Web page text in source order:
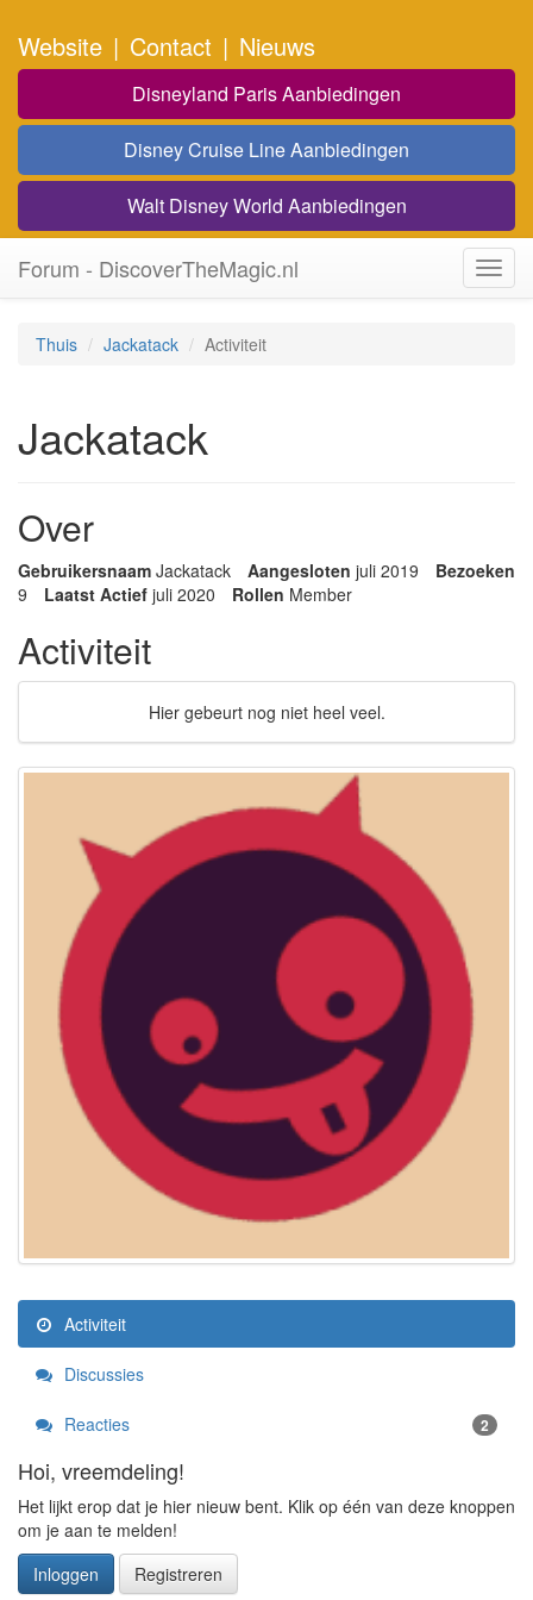
Website | Contact | Nieuws
Disneyland Paris Aanbiedingen
Disney Cruise Line Aanbiedingen
Walt Disney World Aanbiedingen
Forum - DiscoverTheMagic.nl
Thuis Jackatack Activiteit
Jackatack
Over
Gebruikersnaam Jackatack Aangesloten juli 2019
Bezoeken
9
Laatst Actief juli 2020 Rollen Member
Activiteit
Hier gebeurt nog niet heel veel.
Activiteit
Discussies
Reacties 2
Hoi, vreemdeling!
Het lijkt erop dat je hier nieuw bent. Klik op één van deze knoppen
om je aan te melden!
Inloggen
Registreren